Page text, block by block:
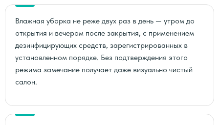
Влажная уборка не реже двух раз в день — утром до
открытия и вечером после закрытия, с применением
дезинфицирующих средств, зарегистрированных в
установленном порядке. Без подтверждения этого
режима замечание получает даже визуально чистый
салон.